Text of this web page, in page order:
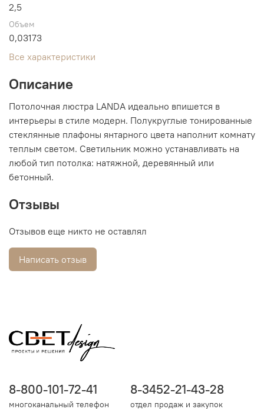
2,5
Объем
0,03173
Все характеристики
Описание
Потолочная люстра LANDA идеально впишется в
интерьеры в стиле модерн. Полукруглые тонированные
стеклянные плафоны янтарного цвета наполнит комнату
теплым светом. Светильник можно устанавливать на
любой тип потолка: натяжной, деревянный или
бетонный.
Отзывы
Отзывов еще никто не оставлял
Написать отзыв
8-800-101-72-41
многоканальный телефон
8-3452-21-43-28
отдел продаж и закупок